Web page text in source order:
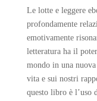
Le lotte e leggere
profondamente
emotivamente
letteratura ha il
mondo in una
vita e sui nostri
questo libro è l’uso